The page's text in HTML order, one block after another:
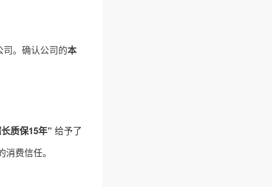
司。确认公司的本
质保15年” 给予了
费信任。